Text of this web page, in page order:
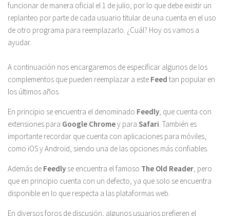
funcionar de manera oficial el 1 de julio, por lo que debe existir un
replanteo por parte de cada usuario titular de una cuenta en el uso
de otro programa para reemplazarlo. ¿Cuál? Hoy os vamos a
ayudar.
A continuación nos encargaremos de especificar algunos de los
complementos que pueden reemplazar a este Feed tan popular en
los últimos años.
En principio se encuentra el denominado Feedly, que cuenta con
extensiones para Google Chromey para Safari. También es
importante recordar que cuenta con aplicaciones para móviles,
como iOS y Android, siendo una de las opciones más confiables.
Además de Feedly se encuentra el famoso The Old Reader, pero
que en principio cuenta con un defecto, ya que solo se encuentra
disponible en lo que respecta a las plataformas web.
En diversos foros de discusión, algunos usuarios prefieren el